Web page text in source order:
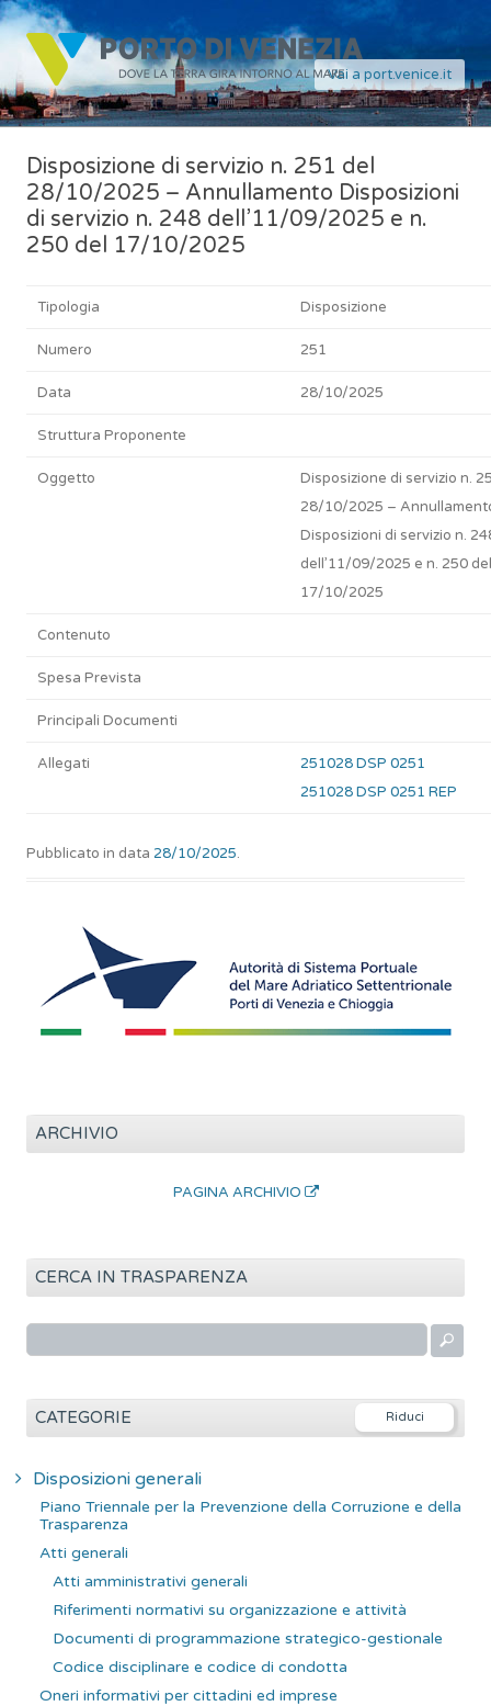
Vai a port.venice.it
Disposizione di servizio n. 251 del
28/10/2025 – Annullamento Disposizioni
di servizio n. 248 dell’11/09/2025 e n.
250 del 17/10/2025
Tipologia Disposizione
Numero 251
Data 28/10/2025
Struttura Proponente
Oggetto
Disposizione di servizio n.
28/10/2025 –
Disposizioni di servizio n.
dell’11/09/2025 e n. 250 del
17/10/2025
Contenuto
Spesa Prevista
Principali Documenti
Allegati
251028 DSP 0251
251028 DSP 0251 REP
Pubblicato in data 28/10/2025.
ARCHIVIO
PAGINA ARCHIVIO
CERCA IN TRASPARENZA
r
CATEGORIE
Disposizioni generali
Piano Triennale per la Prevenzione della Corruzione e della
Trasparenza
Atti generali
Atti amministrativi generali
Riferimenti normativi su organizzazione e attività
Documenti di programmazione strategico-gestionale
Codice disciplinare e codice di condotta
Oneri informativi per cittadini ed imprese